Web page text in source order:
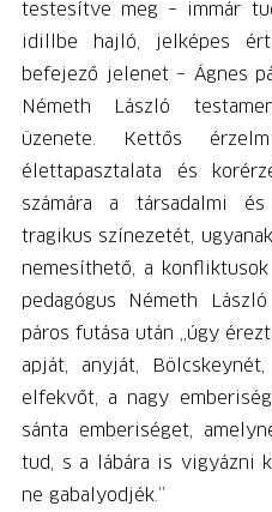
testesítve meg – immár
idillbe hajló, jelképes
befejező jelenet – Ágnes
Németh László
üzenete. Kettős
élettapasztalata és
számára a társadalmi
tragikus színezetét,
nemesíthető, a
pedagógus Németh
páros futása után „úgy
apját, anyját,
elfekvőt, a nagy
sánta emberiséget,
tud, s a lábára is vigyázni
ne gabalyodjék.”